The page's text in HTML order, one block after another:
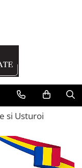
si Usturoi